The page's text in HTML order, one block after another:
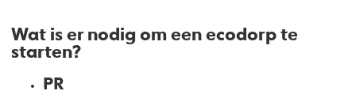
Wat is er nodig om een ecodorp te
starten?
PR